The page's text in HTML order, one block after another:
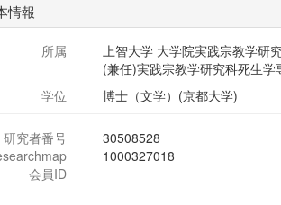
情報
所属
上智大学 大学院実践宗教学研
(兼任)実践宗教学研究科死生学
学位
博士（文学）(京都大学)
研究者番号 30508528
会員ID
1000327018